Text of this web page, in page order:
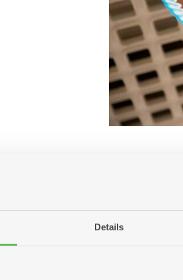
Details
Oktoberfesten.
und Weißwurst mit Sauerkraut
kost de maaltijtijd 18.20